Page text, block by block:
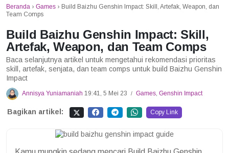
Beranda › Games › Build Baizhu Genshin Impact: Skill, Artefak, Weapon, dan
Team Comps
Build Baizhu Genshin Impact: Skill,
Artefak, Weapon, dan Team Comps
Baca selanjutnya artikel untuk mengetahui rekomendasi prioritas
skill, artefak, senjata, dan team comps untuk build Baizhu Genshin
Impact
Annisya Yuniamaniah 19:41, 5 Mei 23 / Games, Genshin Impact
Bagikan artikel: Copy Link